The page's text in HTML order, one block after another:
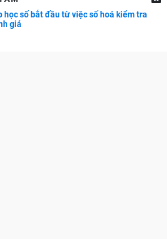
học số bắt đầu từ việc số hoá kiểm tra
giá